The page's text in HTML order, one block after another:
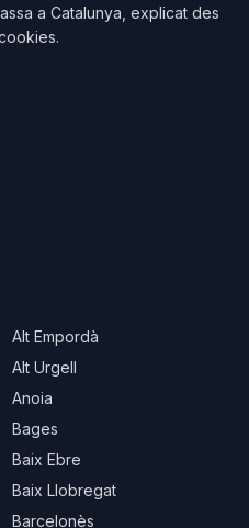
a Catalunya, explicat des
Alt Empordà
Alt Urgell
Anoia
Bages
Baix Ebre
Baix Llobregat
Barcelonès